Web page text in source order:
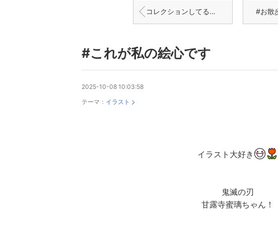
コレクションしてる鉛筆キャップ！文房具大好き！
#これが私の絵心です
2025-10-08 10:03:58
テーマ： イラスト
イラスト大好き
鬼滅の刃
甘露寺蜜璃ちゃん！